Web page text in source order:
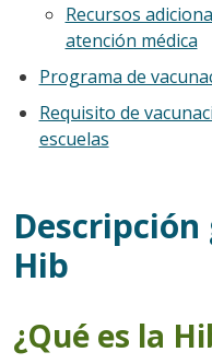
Recursos
atención médica
Programa de
Requisito de
escuelas
Hib
¿Qué es la